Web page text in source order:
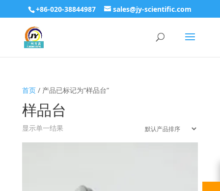
+86-020-38844987 sales@jy-scientific.com
首页/ 产品已标记为“样品台”
样品台
显示单一结果